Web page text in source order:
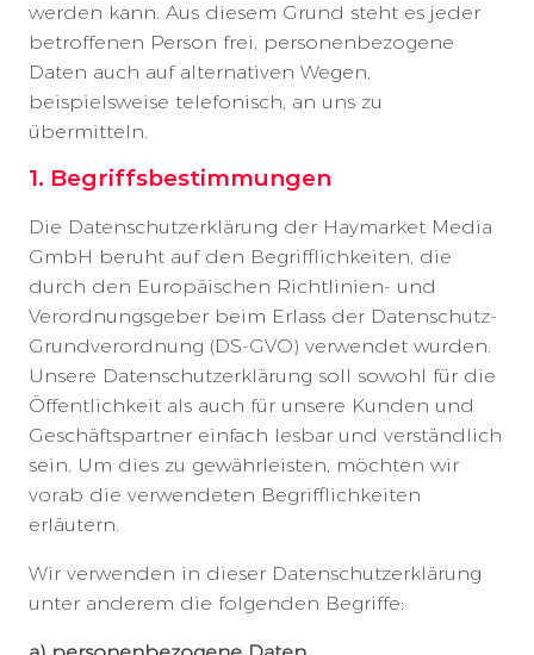
werden kann. Aus diesem Grund steht es jeder
betroffenen Person frei, personenbezogene
Daten auch auf alternativen Wegen,
beispielsweise telefonisch, an uns zu
übermitteln.
1. Begriffsbestimmungen
Die Datenschutzerklärung der Haymarket Media
GmbH beruht auf den Begrifflichkeiten, die
durch den Europäischen Richtlinien- und
Verordnungsgeber beim Erlass der Datenschutz-
Grundverordnung (DS-GVO) verwendet wurden.
Unsere Datenschutzerklärung soll sowohl für die
Öffentlichkeit als auch für unsere Kunden und
Geschäftspartner einfach lesbar und verständlich
sein. Um dies zu gewährleisten, möchten wir
vorab die verwendeten Begrifflichkeiten
erläutern.
Wir verwenden in dieser Datenschutzerklärung
unter anderem die folgenden Begriffe: